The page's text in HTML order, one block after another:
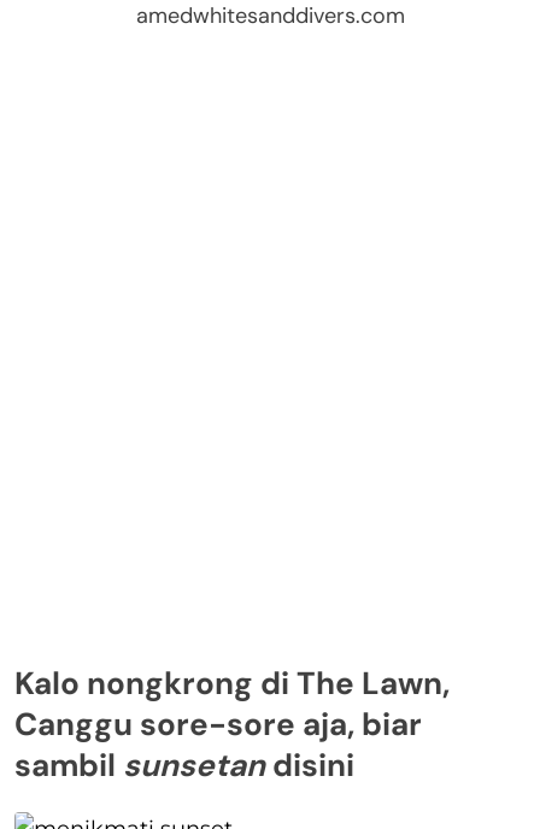
amedwhitesanddivers.com
Kalo nongkrong di The Lawn,
Canggu sore-sore aja, biar
sambil sunsetandisini